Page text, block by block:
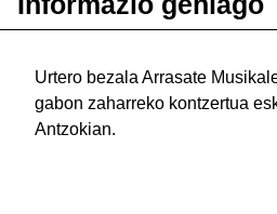
Urtero bezala Arrasate
gabon zaharreko kontzertua
Antzokian.